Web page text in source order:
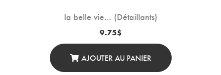
la belle vie… (Détaillants)
9.75$
AJOUTER AU PANIER